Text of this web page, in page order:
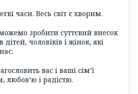
часи. Весь світ є хворим.
зробити суттєвий внесок
чоловіків і жінок, які
вас і ваші сім’ї
любов’ю і радістю.